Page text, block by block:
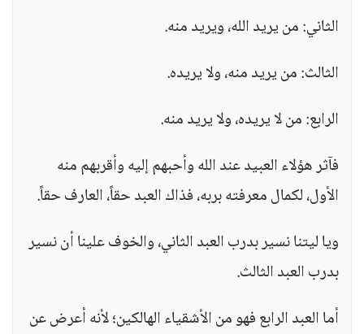
الثاني: من يريد الله، ويريد منه.
الثالث: من يريد منه، ولا يريده.
الرابع: من لا يريده، ولا يريد منه.
فآثر هؤلاء العبيد عند الله وأحبهم إليه وأقربهم منه
الأول، لكمال معرفته بربه، فذاك العبد حقاً، العارف حقاً.
ويا ليتنا نسير بدرب العبد الثاني، والخوف علينا أن نسير
بدرب العبد الثالث.
أما العبد الرابع فهو من الأشقياء الهالكين؛ لأنه أعرض عن